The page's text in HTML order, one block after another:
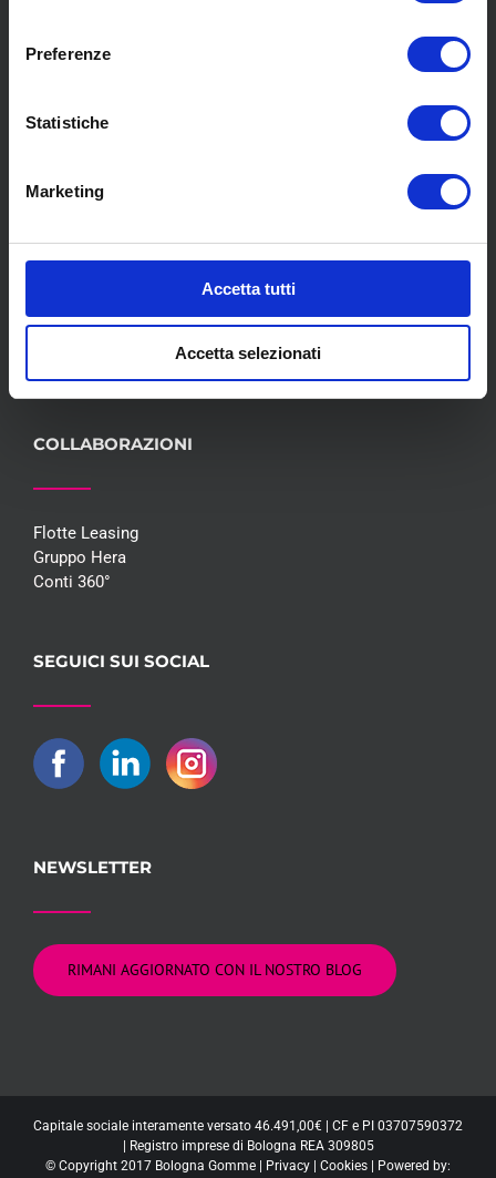
Preferenze
Statistiche
Marketing
Accetta tutti
Accetta selezionati
MENU
Meccanica
COLLABORAZIONI
Flotte Leasing
Gruppo Hera
Conti 360°
SEGUICI SUI SOCIAL
NEWSLETTER
RIMANI AGGIORNATO CON IL NOSTRO BLOG
Capitale sociale interamente versato 46.491,00€ | CF e PI 03707590372
| Registro imprese di Bologna REA 309805
© Copyright 2017 Bologna Gomme | Privacy | Cookies | Powered by: